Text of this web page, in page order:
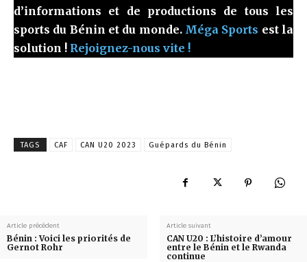
d’informations et de productions de tous les
sports du Bénin et du monde. Méga Sports est la
solution ! Rejoignez-nous vite !
TAGS CAF CAN U20 2023 Guépards du Bénin
Article précédent
Bénin : Voici les priorités de
Gernot Rohr
Article suivant
CAN U20 : L’histoire d’amour
entre le Bénin et le Rwanda
continue